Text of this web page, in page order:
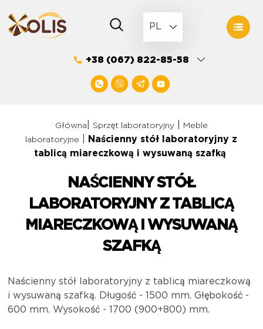
to
content
PL
+38 (067) 822-85-58
Główna Sprzęt laboratoryjny
Meble
laboratoryjne
Naścienny stół laboratoryjny z
tablicą miareczkową i wysuwaną szafką
NAŚCIENNY STÓŁ
LABORATORYJNY Z TABLICĄ
MIARECZKOWĄ I WYSUWANĄ
SZAFKĄ
Naścienny stół laboratoryjny z tablicą miareczkową
i wysuwaną szafką. Długość - 1500 mm. Głębokość -
600 mm. Wysokość - 1700 (900+800) mm.